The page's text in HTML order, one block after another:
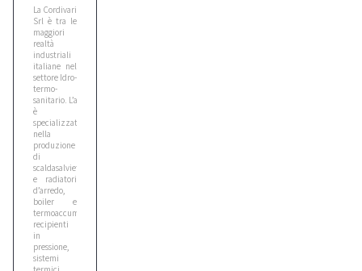
5
Bitelli
10
Bmw
Bobcat
1
Bomag
La Cordivari
Srl è tra le
maggiori
realtà
industriali
italiane nel
settore Idro-
termo-
sanitario. L’azienda
è
specializzata
nella
produzione
di
scaldasalviette
e radiatori
d’arredo,
boiler e
termoaccumulatori,
recipienti
in
pressione,
sistemi